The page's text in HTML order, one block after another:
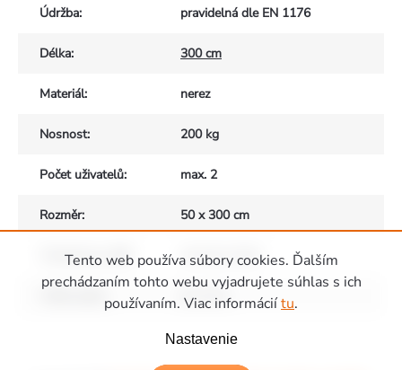
Tento web používa súbory cookies. Ďalším
prechádzaním tohto webu vyjadrujete súhlas s ich
používaním. Viac informáciítu.
Nastavenie
Údržba: pravidelná dle EN 1176
Délka: 300 cm
Materiál: nerez
Nosnost: 200 kg
Počet uživatelů: max. 2
Rozměr: 50 x 300 cm
Vhodné pro děti: od 3 do 14 let
do 1,5 m